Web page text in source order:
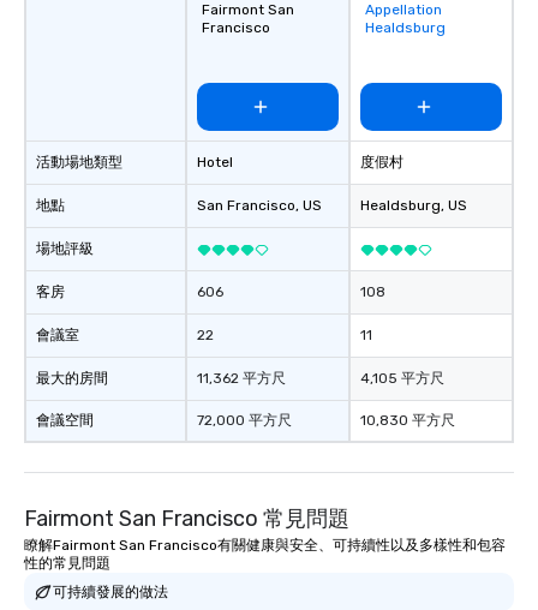
活動場地類型
地點
場地評級
客房
會議室
最大的房間
會議空間
Fairmont San
Francisco
Hotel
San Francisco, US
606
22
11,362 平方尺
72,000 平方尺
Removed from
favorites
Appellation
Healdsburg
度假村
Healdsburg, US
108
11
4,105 平方尺
10,830 平方尺
Fairmont San Francisco 常見問題
瞭解Fairmont San Francisco有關健康與安全、可持續性以及多樣性和包容
性的常見問題
可持續發展的做法